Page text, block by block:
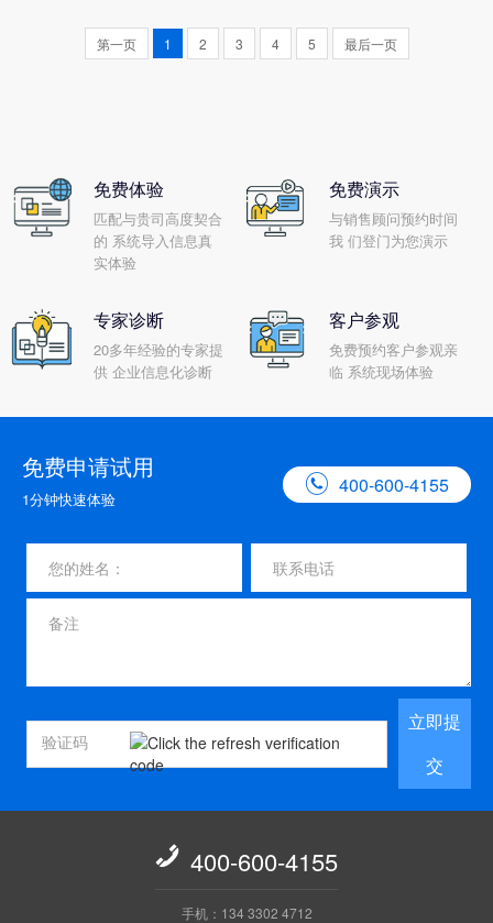
心策划、周密部署，采取一系
列科学有效的策略。只有这
标准化，还能提高企业的决策
效率和响应速度。然而，面对
第一页 1 2 3 4 5 最后一页
免费体验
匹配与贵司高度契合
的 系统导入信息真
实体验
免费演示
与销售顾问预约时间
我 们登门为您演示
专家诊断
20多年经验的专家提
供 企业信息化诊断
客户参观
免费预约客户参观亲
临 系统现场体验
免费申请试用
1分钟快速体验
 400-600-4155
立即提
交
 400-600-4155
手机：134 3302 4712